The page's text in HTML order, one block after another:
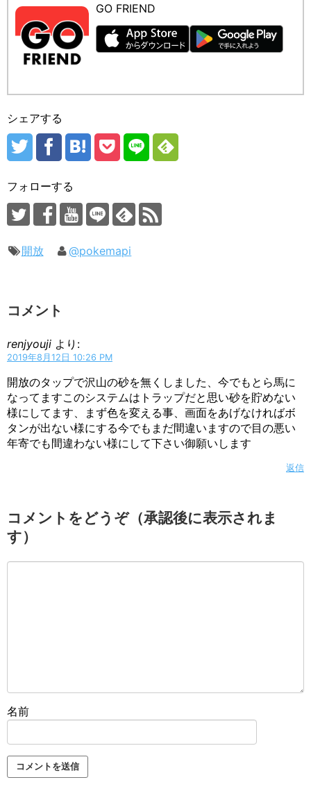
GO FRIEND
シェアする
フォローする
開放 @pokemapi
コメント
renjyouji より:
2019年8月12日 10:26 PM
開放のタップで沢山の砂を無くしました、今でもとら馬に
なってますこのシステムはトラップだと思い砂を貯めない
様にしてます、まず色を変える事、画面をあげなければボ
タンが出ない様にする今でもまだ間違いますので目の悪い
年寄でも間違わない様にして下さい御願いします
返信
コメントをどうぞ（承認後に表示されま
す）
名前